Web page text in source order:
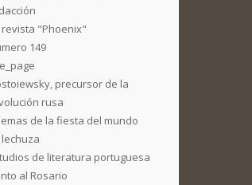
revista "Phoenix"
149
precursor de la
rusa
de la fiesta del mundo
lechuza
de literatura portuguesa
al Rosario